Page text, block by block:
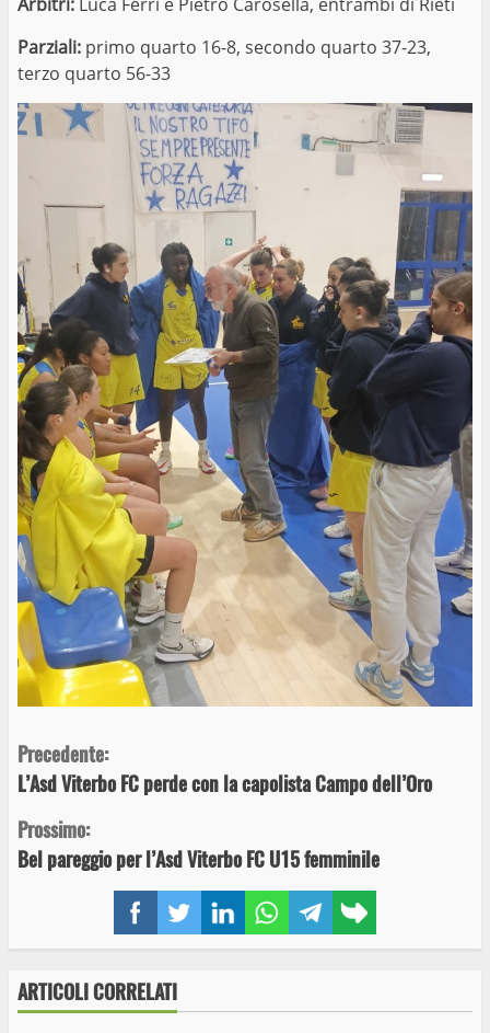
FacebookTwitterLinkedInWhatsAppTelegram
link
Parziali: primo quarto 16-8, secondo quarto 37-23,
terzo quarto 56-33
Continue
Reading
Precedente:
L’Asd Viterbo FC perde con la capolista Campo dell’Oro
Prossimo:
Bel pareggio per l’Asd Viterbo FC U15 femminile
ARTICOLI CORRELATI